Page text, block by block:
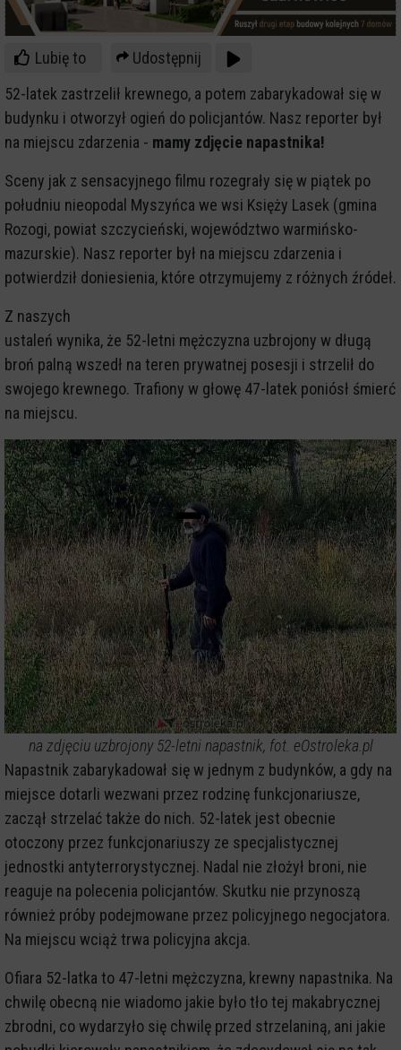
Lubię to
Udostępnij
52-latek zastrzelił krewnego, a potem zabarykadował się w
budynku i otworzył ogień do policjantów. Nasz reporter był
na miejscu zdarzenia - mamy zdjęcie napastnika!
Sceny jak z sensacyjnego filmu rozegrały się w piątek po
południu nieopodal Myszyńca we wsi Księży Lasek (gmina
Rozogi, powiat szczycieński, województwo warmińsko-
mazurskie). Nasz reporter był na miejscu zdarzenia i
potwierdził doniesienia, które otrzymujemy z różnych źródeł.
Z naszych
ustaleń wynika, że 52-letni mężczyzna uzbrojony w długą
broń palną wszedł na teren prywatnej posesji i strzelił do
swojego krewnego. Trafiony w głowę 47-latek poniósł śmierć
na miejscu.
na zdjęciu uzbrojony 52-letni napastnik, fot. eOstroleka.pl
Napastnik zabarykadował się w jednym z budynków, a gdy na
miejsce dotarli wezwani przez rodzinę funkcjonariusze,
zaczął strzelać także do nich. 52-latek jest obecnie
otoczony przez funkcjonariuszy ze specjalistycznej
jednostki antyterrorystycznej. Nadal nie złożył broni, nie
reaguje na polecenia policjantów. Skutku nie przynoszą
również próby podejmowane przez policyjnego negocjatora.
Na miejscu wciąż trwa policyjna akcja.
Ofiara 52-latka to 47-letni mężczyzna, krewny napastnika. Na
chwilę obecną nie wiadomo jakie było tło tej makabrycznej
zbrodni, co wydarzyło się chwilę przed strzelaniną, ani jakie